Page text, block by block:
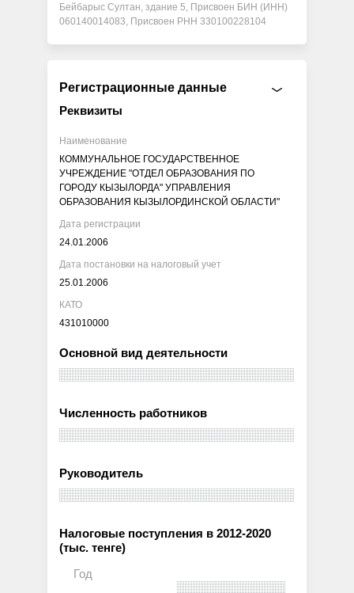
Бейбарыс Султан, здание 5, Присвоен БИН (ИНН)
060140014083, Присвоен РНН 330100228104
Регистрационные данные
Реквизиты
Наименование
КОММУНАЛЬНОЕ ГОСУДАРСТВЕННОЕ
УЧРЕЖДЕНИЕ "ОТДЕЛ ОБРАЗОВАНИЯ ПО
ГОРОДУ КЫЗЫЛОРДА" УПРАВЛЕНИЯ
ОБРАЗОВАНИЯ КЫЗЫЛОРДИНСКОЙ ОБЛАСТИ"
Дата регистрации
24.01.2006
Дата постановки на налоговый учет
25.01.2006
КАТО
431010000
Основной вид деятельности
Численность работников
Руководитель
Налоговые поступления в 2012-2020
(тыс. тенге)